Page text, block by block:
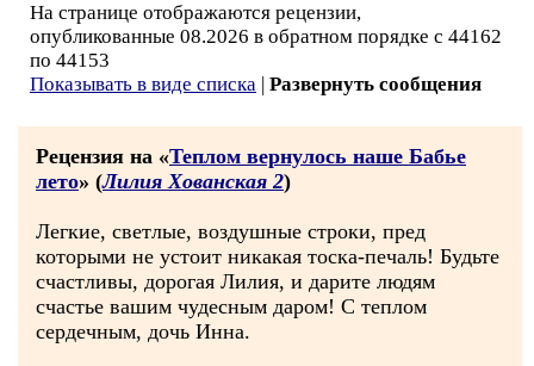
На странице отображаются рецензии,
опубликованные 08.2026 в обратном порядке с 44162
по 44153
Показывать в виде списка | Развернуть сообщения
Рецензия на «Теплом вернулось наше Бабье
лето» (Лилия Хованская 2)
Легкие, светлые, воздушные строки, пред
которыми не устоит никакая тоска-печаль! Будьте
счастливы, дорогая Лилия, и дарите людям
счастье вашим чудесным даром! С теплом
сердечным, дочь Инна.